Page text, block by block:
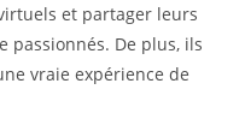
et partager leurs
passionnés. De plus, ils
vraie expérience de